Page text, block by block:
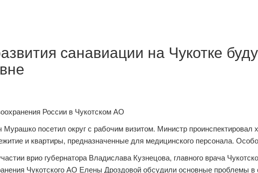
санавиации на Чукотке
России в Чукотском АО
посетил округ с рабочим визитом. Министр проинспектировал
и квартиры, предназначенные для медицинского персонала.
врио губернатора Владислава Кузнецова, главного врача
Чукотского АО Елены Дроздовой обсудили основные проблемы в